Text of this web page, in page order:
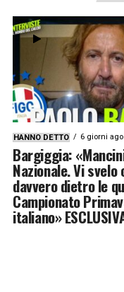
HANNO DETTO 6 giorni ago
Bargiggia:
Nazionale. Vi
davvero dietro le
Campionato
italiano»